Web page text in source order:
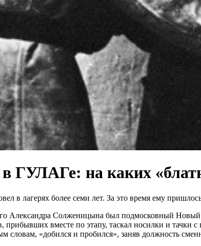
ГУЛАГе: на каких
в лагерях более семи лет. За это время ему
Александра Солженицына был подмосковный
прибывших вместе по этапу, таскал носилки и тачки
словам, «добился и пробился», заняв должность